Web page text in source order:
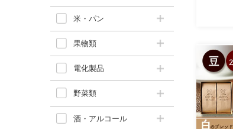
米・パン
果物類
電化製品
野菜類
酒・アルコール